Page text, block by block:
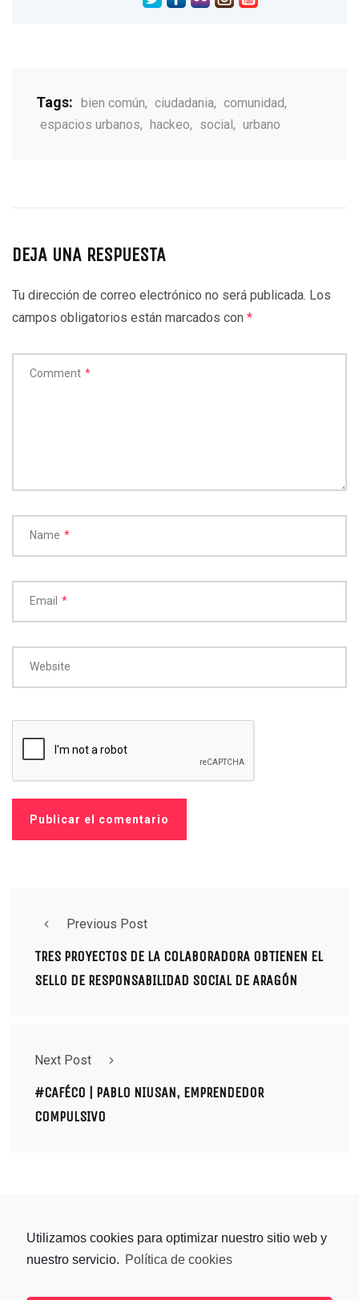
Utilizamos cookies para optimizar nuestro sitio web y
nuestro servicio. Política de cookies
Tags: bien común, ciudadania, comunidad,
espacios urbanos, hackeo, social, urbano
DEJA UNA RESPUESTA
Tu dirección de correo electrónico no será publicada. Los
campos obligatorios están marcados con *
Comment *
Name *
Email *
Website
Previous Post
TRES PROYECTOS DE LA COLABORADORA OBTIENEN EL
SELLO DE RESPONSABILIDAD SOCIAL DE ARAGÓN
Next Post
#CAFÉCO | PABLO NIUSAN, EMPRENDEDOR
COMPULSIVO